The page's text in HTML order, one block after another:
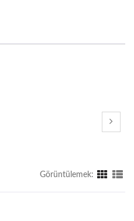
Görüntülemek: